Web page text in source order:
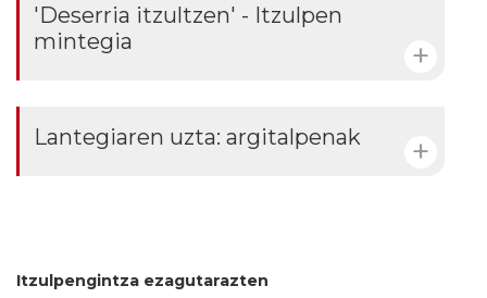
Itzulpengintza ezagutarazten
'Deserria itzultzen' - Itzulpen
mintegia
Lantegiaren uzta: argitalpenak